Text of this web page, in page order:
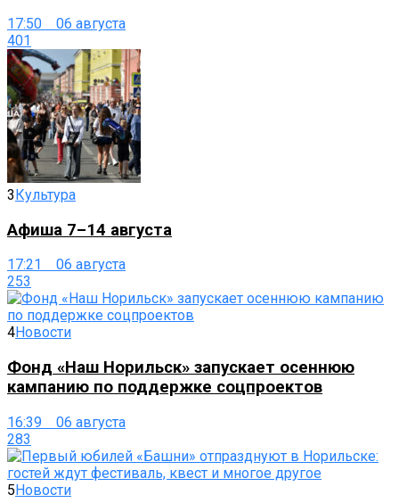
17:50 06 августа
401
3Культура
Афиша 7–14 августа
17:21 06 августа
253
4Новости
Фонд «Наш Норильск» запускает осеннюю
кампанию по поддержке соцпроектов
16:39 06 августа
283
5Новости